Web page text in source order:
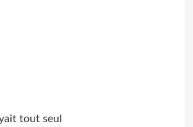
tout seul